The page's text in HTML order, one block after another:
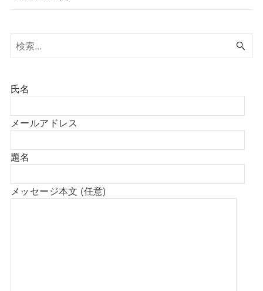
氏名
メールアドレス
題名
メッセージ本文 (任意)